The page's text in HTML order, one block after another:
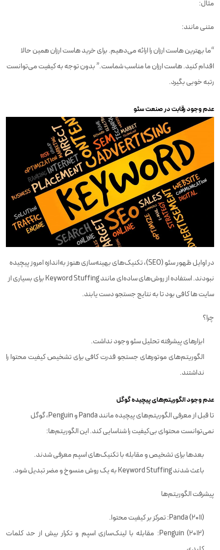
مثال:
متنی مانند:
“ما بهترین هاست ارزان را ارائه می‌دهیم. برای خرید هاست ارزان همین حالا
اقدام کنید. هاست ارزان ما مناسب شماست.” بدون توجه به کیفیت می‌توانست
رتبه خوبی بگیرد.
عدم وجود رقابت در صنعت سئو
در اوایل ظهور سئو (SEO)، تکنیک‌های بهینه‌سازی هنوز به‌اندازه امروز پیچیده
نبودند. استفاده از روش‌های ساده‌ای مانند Keyword Stuffing برای بسیاری از
سایت‌ ها کافی بود تا به نتایج جستجو دست یابند.
چرا؟
ابزارهای پیشرفته تحلیل سئو وجود نداشت.
الگوریتم‌های موتورهای جستجو قدرت کافی برای تشخیص کیفیت محتوا را
نداشتند.
عدم وجود الگوریتم‌های پیچیده گوگل
تا قبل از معرفی الگوریتم‌های پیچیده مانند Panda و Penguin، گوگل
نمی‌توانست محتوای بی‌کیفیت را شناسایی کند. این الگوریتم‌ها:
بعدها برای تشخیص و مقابله با تکنیک‌های اسپم معرفی شدند.
باعث شدند Keyword Stuffing به یک روش منسوخ و مضر تبدیل شود.
پیشرفت الگوریتم‌ها
Panda (2011): تمرکز بر کیفیت محتوا.
Penguin (2012): مقابله با لینک‌سازی اسپم و تکرار بیش از حد کلمات